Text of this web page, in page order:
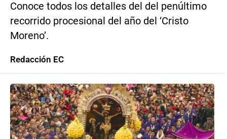
Conoce todos los detalles del del penúltimo
recorrido procesional del año del ‘Cristo
Moreno’.
Redacción EC